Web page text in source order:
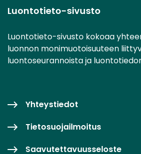
Luontotieto-sivusto
Luontotieto-sivusto kokoaa
luonnon monimuotoisuuteen
luontoseurannoista ja
Yhteystiedot
Tietosuojailmoitus
Saavutettavuusseloste